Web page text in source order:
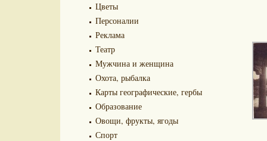
Цветы
Персоналии
Реклама
Театр
Мужчина и женщина
Охота, рыбалка
Карты географические, гербы
Образование
Овощи, фрукты, ягоды
Спорт